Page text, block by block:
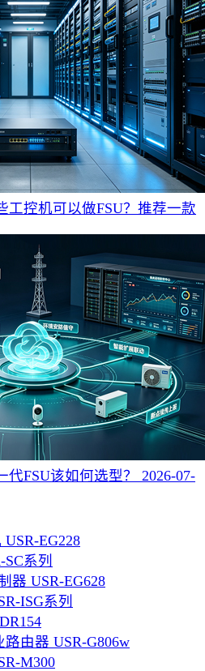
EG228
系列
器 USR-EG628
ISG系列
由器 USR-G806w
M300
工控机可以做FSU？推荐一款
FSU该如何选型？
2026-07-